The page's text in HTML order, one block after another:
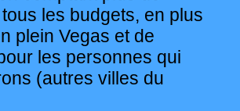
les budgets, en plus
plein Vegas et de
les personnes qui
(autres villes du